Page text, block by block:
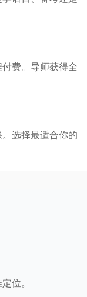
费。导师获得全
选择最适合你的
位。